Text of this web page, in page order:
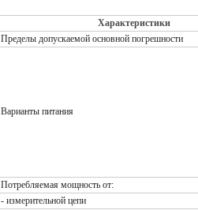
Характеристики
Пределы допускаемой основной погрешности
Варианты питания
Потребляемая мощность от:
- измерительной цепи